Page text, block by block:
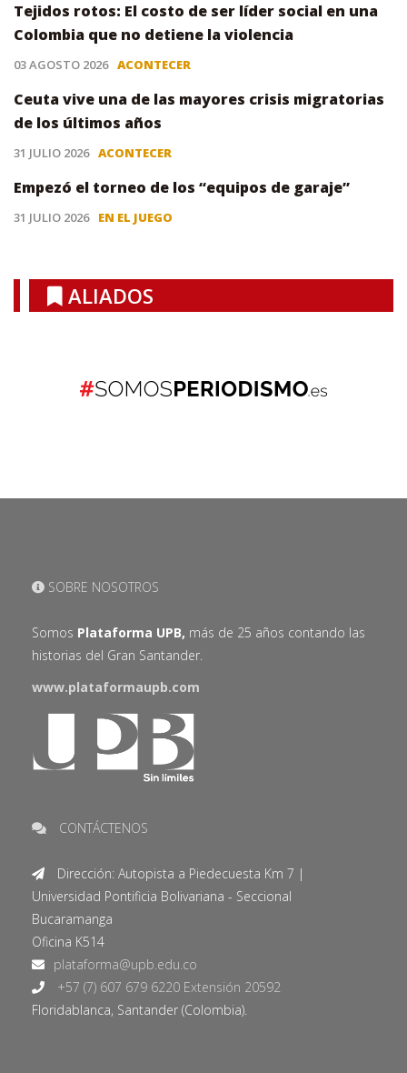
Tejidos rotos: El costo de ser líder social en una
Colombia que no detiene la violencia
03 AGOSTO 2026 ACONTECER
Ceuta vive una de las mayores crisis migratorias
de los últimos años
31 JULIO 2026 ACONTECER
Empezó el torneo de los “equipos de garaje”
31 JULIO 2026 EN EL JUEGO
ALIADOS
SOBRE NOSOTROS
Somos Plataforma UPB, más de 25 años contando las
historias del Gran Santander.
www.plataformaupb.com
CONTÁCTENOS
Dirección: Autopista a Piedecuesta Km 7 |
Universidad Pontificia Bolivariana - Seccional
Bucaramanga
Oficina K514
+57 (7) 607 679 6220 Extensión 20592
Floridablanca, Santander (Colombia).